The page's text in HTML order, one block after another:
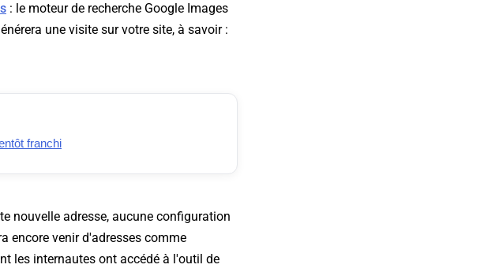
: le moteur de recherche Google Images
une visite sur votre site, à savoir :
franchi
nouvelle adresse, aucune configuration
encore venir d'adresses comme
les internautes ont accédé à l'outil de